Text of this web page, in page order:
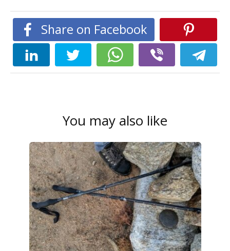
Share on Facebook
You may also like